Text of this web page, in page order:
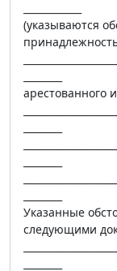
(указываются
арестованного
Указанные
следующими